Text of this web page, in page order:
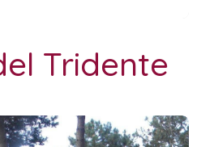
Tridente